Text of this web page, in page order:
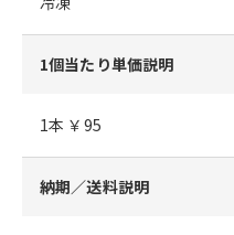
1個当たり単価説明
1本 ￥95
納期／送料説明